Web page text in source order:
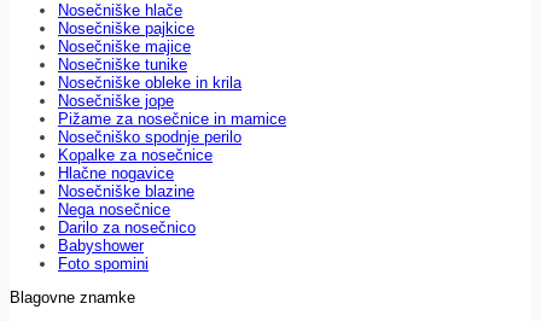
Nosečniške hlače
Nosečniške pajkice
Nosečniške majice
Nosečniške tunike
Nosečniške obleke in krila
Nosečniške jope
Pižame za nosečnice in mamice
Nosečniško spodnje perilo
Kopalke za nosečnice
Hlačne nogavice
Nosečniške blazine
Nega nosečnice
Darilo za nosečnico
Babyshower
Foto spomini
Blagovne znamke